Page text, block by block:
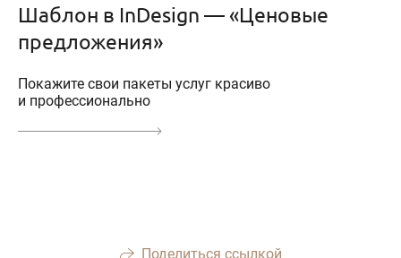
Шаблон в InDesign — «Ценовые
предложения»
Покажите свои пакеты услуг красиво
и профессионально
Поделиться ссылкой